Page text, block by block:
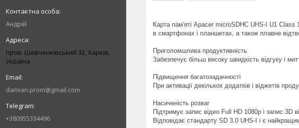
Андрій
пров. Шевченківський 32, Харків,
Україна
damian.prom@gmail.com
+380955334496
Карта пам'яті Apacer microSDHC UHS-I U1 Class
в смартфонах і планшетах, а також плавне
Приголомшлива продуктивність
Забезпечує більш високу швидкість відгуку і
Підвищення багатозадачності
При активації декількох додатків і віджетів
Насиченість розваг
Підтримує запис відео Full HD 1080p і запис 3D
Відповідає стандарту SD 3.0 UHS-I і є